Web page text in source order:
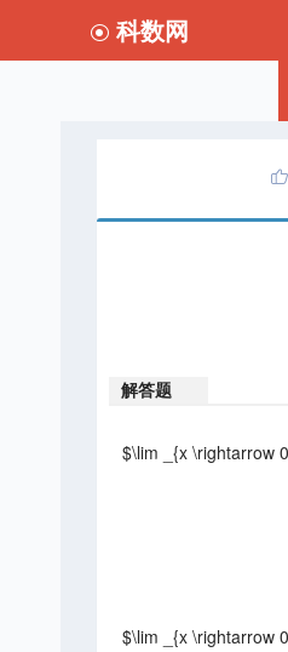
科数网
解答题
$\lim _{x \rightarrow
$\lim _{x \rightarrow